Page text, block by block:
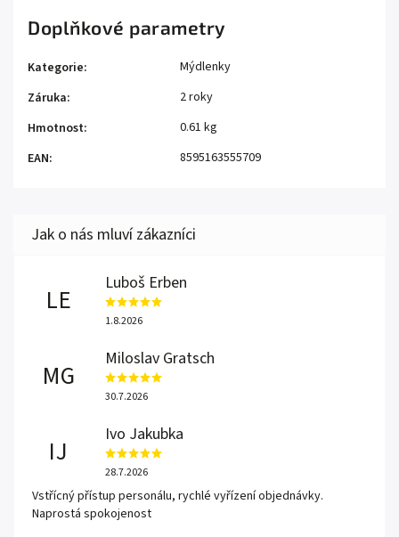
Doplňkové parametry
Kategorie:
Mýdlenky
Záruka:
2 roky
Hmotnost:
0.61 kg
EAN: 8595163555709
LE
Luboš Erben
1.8.2026
MG
Miloslav Gratsch
30.7.2026
IJ
Ivo Jakubka
28.7.2026
Vstřícný přístup personálu, rychlé vyřízení objednávky.
Naprostá spokojenost